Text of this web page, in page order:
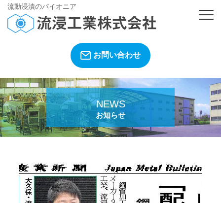
流動浸漬のパイオニア
お問い合わせ
NEWS
お知らせ